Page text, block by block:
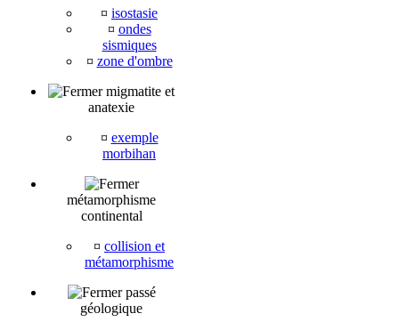
¤ isostasie
¤ ondes
sismiques
¤ zone d'ombre
migmatite et
anatexie
¤ exemple
morbihan
métamorphisme
continental
¤ collision et
métamorphisme
passé
géologique